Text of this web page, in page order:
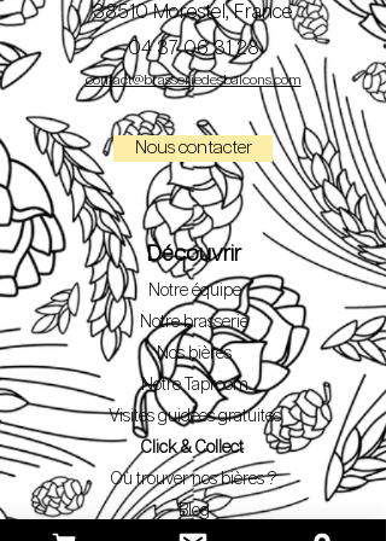
38510 Morestel, France
04 37 06 31 28
contact@brasseriedesbalcons.com
Nous contacter
Découvrir
Notre équipe
Notre brasserie
Nos bières
Notre Taproom
Visites guidées gratuites
Click & Collect
Où trouver nos bières ?
Blog